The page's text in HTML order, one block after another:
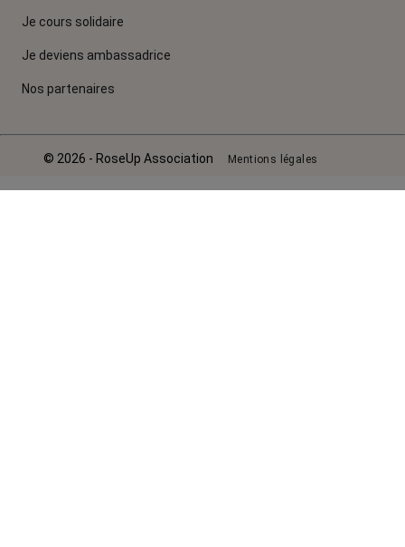
Je cours solidaire
Je deviens ambassadrice
Nos partenaires
© 2026 - RoseUp Association Mentions légales